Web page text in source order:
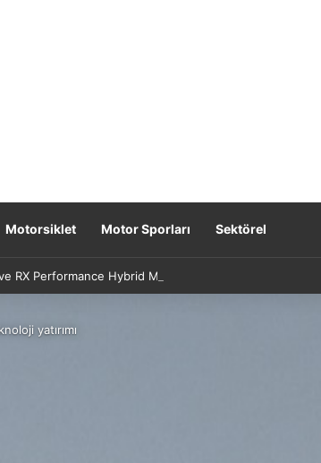
Motorsiklet Motor Sporları Sektörel
RX Performance Hybrid Modellerinde Özel Fiyat Avantajı
yatırımı